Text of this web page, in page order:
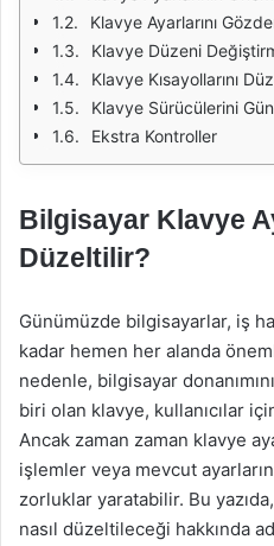
Klavye Ayarlarını
Klavye Düzeni
Klavye Kısayollarını
Klavye Sürücülerini
Ekstra Kontroller
Bilgisayar Klavye
Düzeltilir?
Günümüzde bilgisayarlar, iş
kadar hemen her alanda
nedenle, bilgisayar
biri olan klavye, kullanıcılar
Ancak zaman zaman klavye
işlemler veya mevcut
zorluklar yaratabilir. Bu
nasıl düzeltileceği hakkında